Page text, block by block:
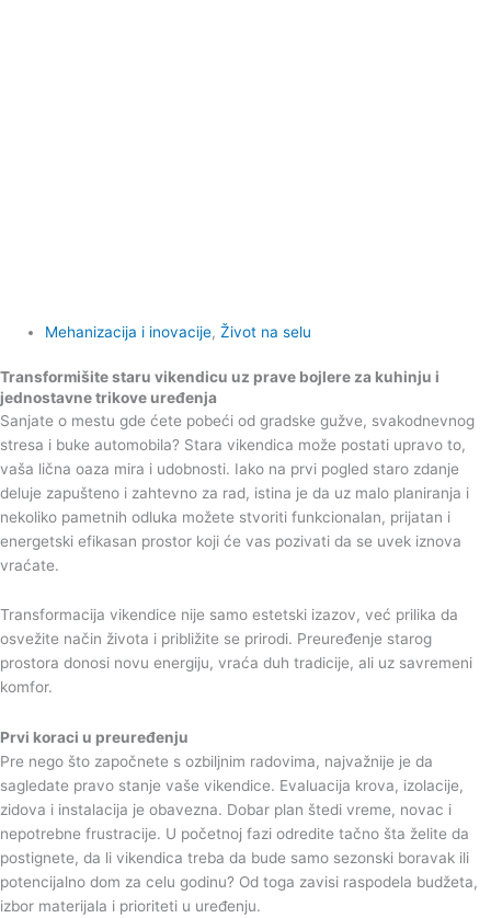
Mehanizacija i inovacije,Život na selu
Transformišite staru vikendicu uz prave bojlere za kuhinju i
jednostavne trikove uređenja
Sanjate o mestu gde ćete pobeći od gradske gužve, svakodnevnog
stresa i buke automobila? Stara vikendica može postati upravo to,
vaša lična oaza mira i udobnosti. Iako na prvi pogled staro zdanje
deluje zapušteno i zahtevno za rad, istina je da uz malo planiranja i
nekoliko pametnih odluka možete stvoriti funkcionalan, prijatan i
energetski efikasan prostor koji će vas pozivati da se uvek iznova
vraćate.
Transformacija vikendice nije samo estetski izazov, već prilika da
osvežite način života i približite se prirodi. Preuređenje starog
prostora donosi novu energiju, vraća duh tradicije, ali uz savremeni
komfor.
Prvi koraci u preuređenju
Pre nego što započnete s ozbiljnim radovima, najvažnije je da
sagledate pravo stanje vaše vikendice. Evaluacija krova, izolacije,
zidova i instalacija je obavezna. Dobar plan štedi vreme, novac i
nepotrebne frustracije. U početnoj fazi odredite tačno šta želite da
postignete, da li vikendica treba da bude samo sezonski boravak ili
potencijalno dom za celu godinu? Od toga zavisi raspodela budžeta,
izbor materijala i prioriteti u uređenju.